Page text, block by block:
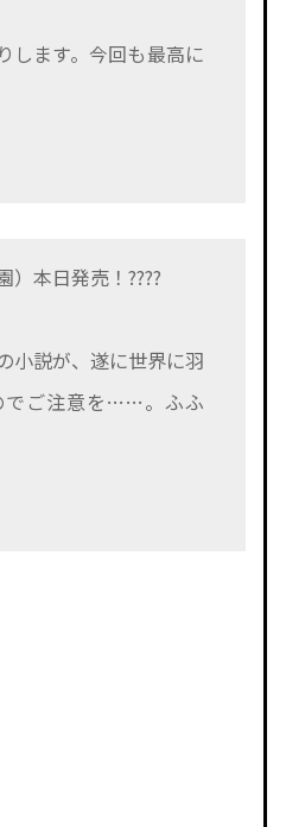
します。今回も最高に
本日発売！????
小説が、遂に世界に羽
でご注意を……。ふふ